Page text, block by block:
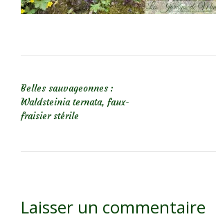
Belles sauvageonnes :
Waldsteinia ternata, faux-
fraisier stérile
Laisser un commentaire